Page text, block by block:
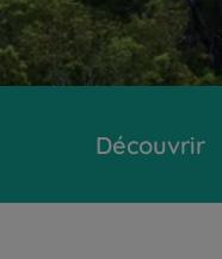
Découvrir